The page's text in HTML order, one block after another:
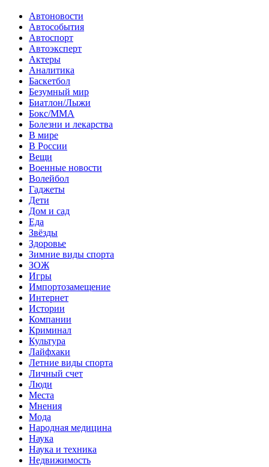
Автоновости
Автособытия
Автоспорт
Автоэксперт
Актеры
Аналитика
Баскетбол
Безумный мир
Биатлон/Лыжи
Бокс/MMA
Болезни и лекарства
В мире
В России
Вещи
Военные новости
Волейбол
Гаджеты
Дети
Дом и сад
Еда
Звёзды
Здоровье
Зимние виды спорта
ЗОЖ
Игры
Импортозамещение
Интернет
Истории
Компании
Криминал
Культура
Лайфхаки
Летние виды спорта
Личный счет
Люди
Места
Мнения
Мода
Народная медицина
Наука
Наука и техника
Недвижимость